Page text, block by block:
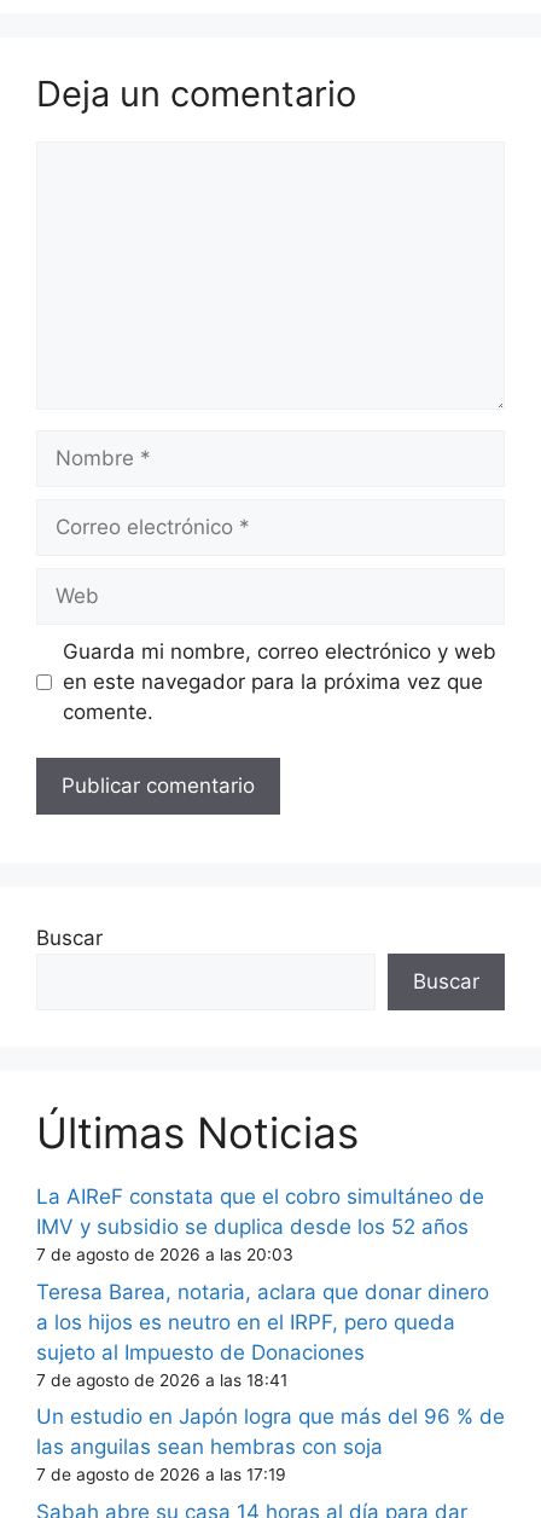
Deja un comentario
electrónico
Guarda mi nombre, correo electrónico y web
en este navegador para la próxima vez que
comente.
Buscar
Buscar
Últimas Noticias
La AIReF constata que el cobro simultáneo de
IMV y subsidio se duplica desde los 52 años
7 de agosto de 2026 a las 20:03
Teresa Barea, notaria, aclara que donar dinero
a los hijos es neutro en el IRPF, pero queda
sujeto al Impuesto de Donaciones
7 de agosto de 2026 a las 18:41
Un estudio en Japón logra que más del 96 % de
las anguilas sean hembras con soja
7 de agosto de 2026 a las 17:19
Sabah abre su casa 14 horas al día para dar